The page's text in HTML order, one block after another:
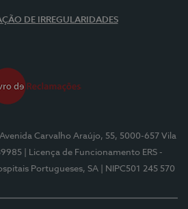
DE IRREGULARIDADES
Avenida Carvalho Araújo, 55, 5000-657 Vila
| Licença de Funcionamento ERS -
Portugueses, SA | NIPC501 245 570